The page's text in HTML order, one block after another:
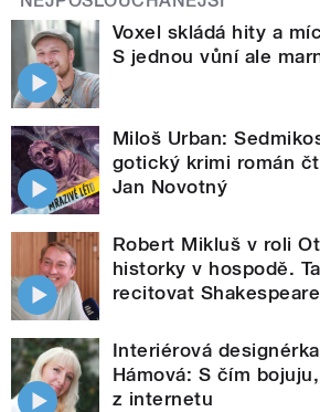
Voxel skládá hity a
S jednou vůní ale
Miloš Urban:
gotický krimi román
Jan Novotný
Robert Mikluš v roli
historky v hospodě.
recitovat Shakespeare
Interiérová
Hámová: S čím
z internetu